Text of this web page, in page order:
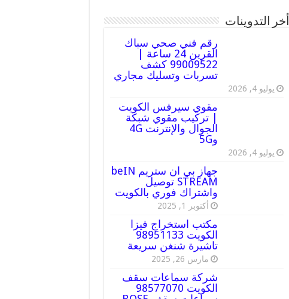
أخر التدوينات
رقم فني صحي سباك
القرين 24 ساعة |
99009522 كشف
تسربات وتسليك مجاري
يوليو 4, 2026
مقوي سيرفس الكويت
| تركيب مقوي شبكة
الجوال والإنترنت 4G
و5G
يوليو 4, 2026
جهاز بي ان ستريم beIN
STREAM توصيل
واشتراك فوري بالكويت
أكتوبر 1, 2025
مكتب استخراج فيزا
الكويت 98951133
تاشيرة شنغن سريعة
مارس 26, 2025
شركة سماعات سقف
الكويت 98577070